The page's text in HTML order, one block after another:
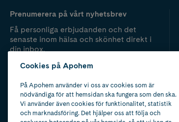
Prenumerera på vårt nyhetsbrev
Få personliga erbjudanden och det
senaste inom hälsa och skönhet direkt i
din inbox.
Cookies på Apohem
På Apohem använder vi oss av cookies som är
nödvändiga för att hemsidan ska fungera som den ska.
Vi använder även cookies för funktionalitet, statistik
och marknadsföring. Det hjälper oss att följa och